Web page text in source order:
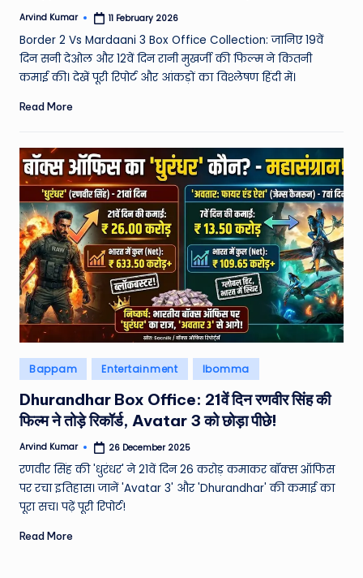
Posted
Arvind Kumar 11 February 2026
Border 2 Vs Mardaani 3 Box Office Collection: जानिए 19वें
दिन सनी देओल और 12वें दिन रानी मुखर्जी की फिल्म ने कितनी
कमाई की। देखें पूरी रिपोर्ट और आंकड़ों का विश्लेषण हिंदी में।
Read More
Posted
in
Bappam Entertainment Ibomma
Dhurandhar Box Office: 21वें दिन रणवीर सिंह की
फिल्म ने तोड़े रिकॉर्ड, Avatar 3 को छोड़ा पीछे!
Posted
Arvind Kumar 26 December 2025
रणवीर सिंह की 'धुरंधर' ने 21वें दिन 26 करोड़ कमाकर बॉक्स ऑफिस
पर रचा इतिहास। जानें 'Avatar 3' और 'Dhurandhar' की कमाई का
पूरा सच। पढ़ें पूरी रिपोर्ट!
Read More